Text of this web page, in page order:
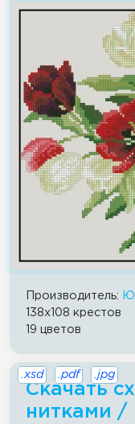
Производитель:
138x108 крестов
19 цветов
Скачать
нитками /
.xsd .pdf .jpg